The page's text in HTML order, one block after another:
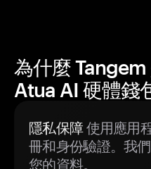
為什麼
Atua AI 硬體錢
隱私保障使用應用
冊和身份驗證。我
您的資料。